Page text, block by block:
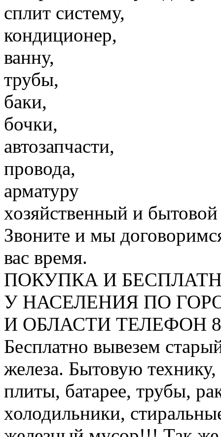
сплит систему,
кондиционер,
ванну,
трубы,
баки,
бочки,
автозапчасти,
провода,
арматуру
хозяйственный и
Звоните и мы
вас время.
ПОКУПКА И
У НАСЕЛЕНИЯ ПО
И ОБЛАСТИ ТЕЛЕФОН 8
Бесплатно вывезем
железа. Бытовую
плиты, батарее, трубы,
холодильники,